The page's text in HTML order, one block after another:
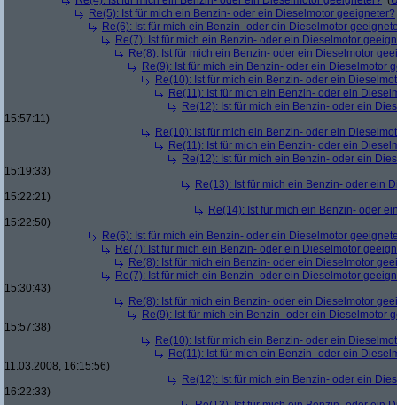
Re(5): Ist für mich ein Benzin- oder ein Dieselmotor geeigneter?
Re(6): Ist für mich ein Benzin- oder ein Dieselmotor
Re(7): Ist für mich ein Benzin- oder ein Dieselmotor
Re(8): Ist für mich ein Benzin- oder ein Dieselmotor
Re(9): Ist für mich ein Benzin- oder ein Dieselmotor
Re(10): Ist für mich ein Benzin- oder ein
Re(11): Ist für mich ein Benzin- oder ein
Re(12): Ist für mich ein Benzin- oder ein
15:57:11)
Re(10): Ist für mich ein Benzin- oder ein
Re(11): Ist für mich ein Benzin- oder ein
Re(12): Ist für mich ein Benzin- oder ein
15:19:33)
Re(13): Ist für mich ein Benzin- oder ein
15:22:21)
Re(14): Ist für mich ein Benzin- oder
15:22:50)
Re(6): Ist für mich ein Benzin- oder ein Dieselmotor
Re(7): Ist für mich ein Benzin- oder ein Dieselmotor
Re(8): Ist für mich ein Benzin- oder ein Dieselmotor
Re(7): Ist für mich ein Benzin- oder ein Dieselmotor
15:30:43)
Re(8): Ist für mich ein Benzin- oder ein Dieselmotor
Re(9): Ist für mich ein Benzin- oder ein Dieselmotor
15:57:38)
Re(10): Ist für mich ein Benzin- oder ein
Re(11): Ist für mich ein Benzin- oder ein
11.03.2008, 16:15:56)
Re(12): Ist für mich ein Benzin- oder ein
16:22:33)